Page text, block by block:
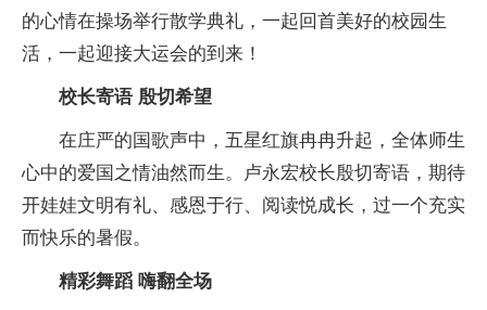
的心情在操场举行散学典礼，一起回首美好的校园生
活，一起迎接大运会的到来！
校长寄语 殷切希望
在庄严的国歌声中，五星红旗冉冉升起，全体师生
心中的爱国之情油然而生。卢永宏校长殷切寄语，期待
开娃娃文明有礼、感恩于行、阅读悦成长，过一个充实
而快乐的暑假。
精彩舞蹈 嗨翻全场